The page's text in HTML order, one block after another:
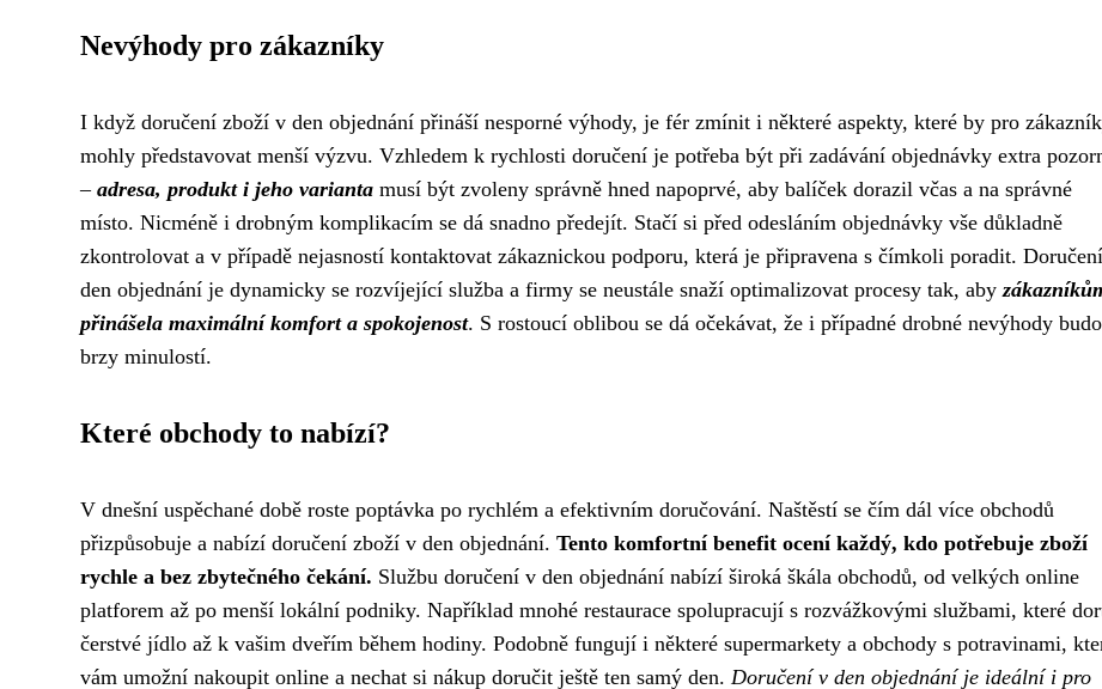
Nevýhody pro zákazníky
I když doručení zboží v den objednání přináší nesporné výhody, je fér zmínit i některé aspekty, které by pro
mohly představovat menší výzvu. Vzhledem k rychlosti doručení je potřeba být při zadávání objednávky extra
– adresa, produkt i jeho varianta musí být zvoleny správně hned napoprvé, aby balíček dorazil včas a na správné
místo. Nicméně i drobným komplikacím se dá snadno předejít. Stačí si před odesláním objednávky vše důkladně
zkontrolovat a v případě nejasností kontaktovat zákaznickou podporu, která je připravena s čímkoli poradit.
den objednání je dynamicky se rozvíjející služba a firmy se neustále snaží optimalizovat procesy tak, aby
přinášela maximální komfort a spokojenost. S rostoucí oblibou se dá očekávat, že i případné drobné nevýhody
brzy minulostí.
Které obchody to nabízí?
V dnešní uspěchané době roste poptávka po rychlém a efektivním doručování. Naštěstí se čím dál více obchodů
přizpůsobuje a nabízí doručení zboží v den objednání. Tento komfortní benefit ocení každý, kdo potřebuje zboží
rychle a bez zbytečného čekání. Službu doručení v den objednání nabízí široká škála obchodů, od velkých online
platforem až po menší lokální podniky. Například mnohé restaurace spolupracují s rozvážkovými službami, které
čerstvé jídlo až k vašim dveřím během hodiny. Podobně fungují i ​​některé supermarkety a obchody s potravinami,
vám umožní nakoupit online a nechat si nákup doručit ještě ten samý den. Doručení v den objednání je ideální i pro